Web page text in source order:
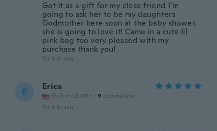
Got it as a gift for my close friend I'm
going to ask her to be my daughters
Godmother here soon at the baby shower.
she is going to love it! Came in a cute lil
pink bag too very pleased with my
purchase thank you!
för 5 år sen
E Erica
Gick med 2017 · 9 recensioner
för 5 år sen